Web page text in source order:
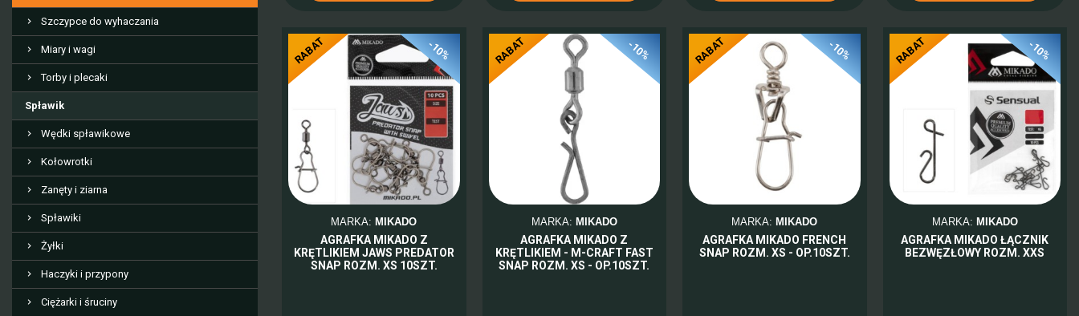
Szczypce do wyhaczania
Miary i wagi
Torby i plecaki
Spławik
Wędki spławikowe
Kołowrotki
Zanęty i ziarna
Spławiki
Żyłki
Haczyki i przypony
Ciężarki i śruciny
-10%
RABAT
MARKA: MIKADO
AGRAFKA MIKADO Z
KRĘTLIKIEM JAWS PREDATOR
SNAP ROZM. XS 10SZT.
-10%
RABAT
MARKA: MIKADO
AGRAFKA MIKADO Z
KRĘTLIKIEM - M-CRAFT FAST
SNAP ROZM. XS - OP.10SZT.
-10%
RABAT
MARKA: MIKADO
AGRAFKA MIKADO FRENCH
SNAP ROZM. XS - OP.10SZT.
-10%
RABAT
MARKA: MIKADO
AGRAFKA MIKADO ŁĄCZNIK
BEZWĘZŁOWY ROZM. XXS